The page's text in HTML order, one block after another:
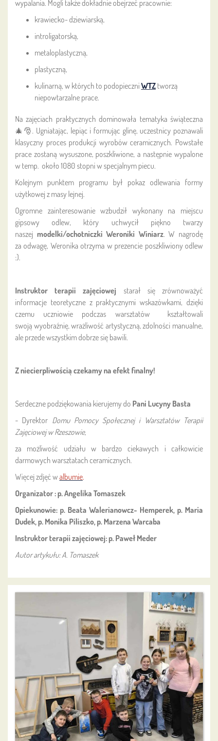
wypalania. Mogli także dokładnie obejrzeć pracownie:
krawiecko- dziewiarską,
introligatorską,
metaloplastyczną,
plastyczną,
kulinarną, w których to podopieczni WTZ tworzą
niepowtarzalne prace.
Na zajęciach praktycznych dominowała tematyka świąteczna
🎄🎅. Ugniatając, lepiąc i formując glinę, uczestnicy poznawali
klasyczny proces produkcji wyrobów ceramicznych. Powstałe
prace zostaną wysuszone, poszkliwione, a następnie wypalone
w temp. około 1080 stopni w specjalnym piecu.
Kolejnym punktem programu był pokaz odlewania formy
użytkowej z masy lejnej.
Ogromne zainteresowanie wzbudził wykonany na miejscu
gipsowy odlew, który uchwycił piękno twarzy
naszej modelki/ochotniczki Weroniki Winiarz. W nagrodę
za odwagę, Weronika otrzyma w prezencie poszkliwiony odlew
:).
Instruktor terapii zajęciowej starał się zrównoważyć
informacje teoretyczne z praktycznymi wskazówkami, dzięki
czemu uczniowie podczas warsztatów kształtowali
swoją wyobraźnię, wrażliwość artystyczną, zdolności manualne,
ale przede wszystkim dobrze się bawili.
Z niecierpliwością czekamy na efekt finalny!
Serdeczne podziękowania kierujemy do Pani Lucyny Basta
- Dyrektor Domu Pomocy Społecznej i Warsztatów Terapii
Zajęciowej w Rzeszowie,
za możliwość udziału w bardzo ciekawych i całkowicie
darmowych warsztatach ceramicznych.
Więcej zdjęć walbumie.
Organizator : p. Angelika Tomaszek
Opiekunowie: p. Beata Walerianowcz- Hemperek, p. Maria
Dudek, p. Monika Piliszko, p. Marzena Warcaba
Instruktor terapii zajęciowej: p. Paweł Meder
Autor artykułu: A. Tomaszek